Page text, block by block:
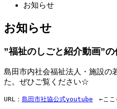
お知らせ
お知らせ
”福祉のしごと紹介動画”の
島田市内社会福祉法人・施設の
た。ぜひご覧ください☆
URL： 島田市社協公式youtube ←ここ